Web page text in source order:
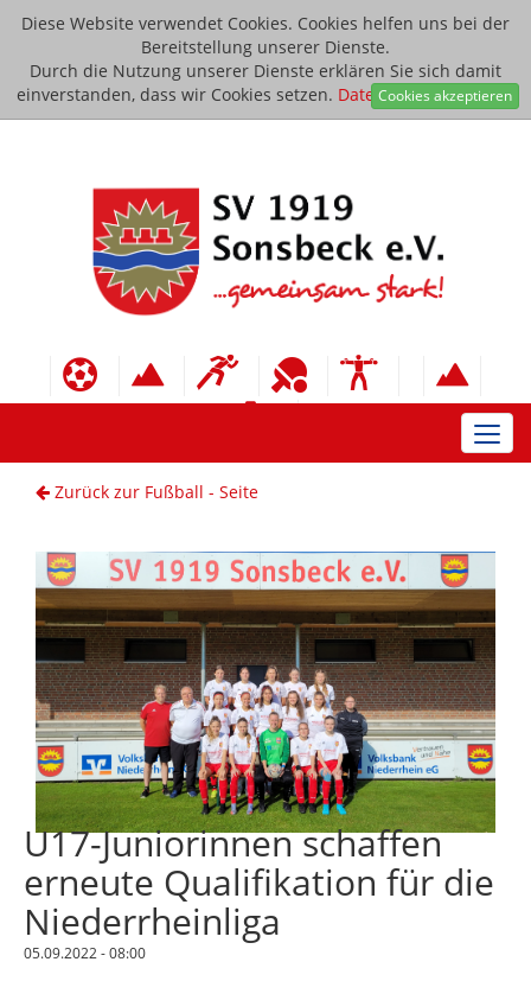
Diese Website verwendet Cookies. Cookies helfen uns bei der
Bereitstellung unserer Dienste.
Durch die Nutzung unserer Dienste erklären Sie sich damit
einverstanden, dass wir Cookies setzen. Datenschutzerklärung
Cookies akzeptieren
Zurück zur Fußball - Seite
U17-Juniorinnen schaffen
erneute Qualifikation für die
Niederrheinliga
05.09.2022 - 08:00